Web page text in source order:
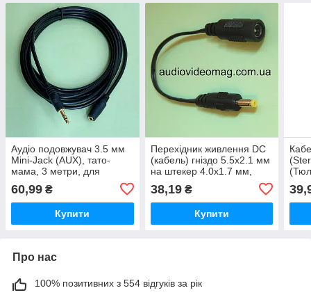
Аудіо подовжувач 3.5 мм
Mini-Jack (AUX), тато-
мама, 3 метри, для
60,99 ₴
Купити
Перехідник живлення DC
(кабель) гніздо 5.5x2.1 мм
на штекер 4.0x1.7 мм,
38,19₴
Купити
Про нас
100% позитивних з 554 відгуків за рік